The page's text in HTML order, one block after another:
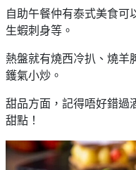
戶
外
玩
樂
遊
艇
租
動
散
水
#18
美
食
自助午餐仲有泰式美食可
生蝦刺身等。
熱盤就有燒西冷扒、燒羊
鑊氣小炒。
甜品方面，記得唔好錯過
甜點！